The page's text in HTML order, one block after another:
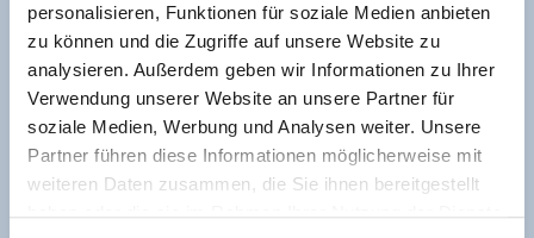
personalisieren, Funktionen für soziale Medien anbieten
zu können und die Zugriffe auf unsere Website zu
analysieren. Außerdem geben wir Informationen zu Ihrer
Verwendung unserer Website an unsere Partner für
soziale Medien, Werbung und Analysen weiter. Unsere
Partner führen diese Informationen möglicherweise mit
weiteren Daten zusammen, die Sie ihnen bereitgestellt
haben oder die sie im Rahmen Ihrer Nutzung der Dienste